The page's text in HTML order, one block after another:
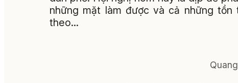
những mặt làm được và cả những
theo…